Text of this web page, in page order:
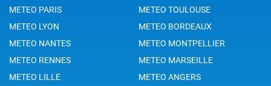
METEO PARIS
METEO TOULOUSE
METEO LYON
METEO BORDEAUX
METEO NANTES
METEO MONTPELLIER
METEO RENNES
METEO MARSEILLE
METEO LILLE
METEO ANGERS